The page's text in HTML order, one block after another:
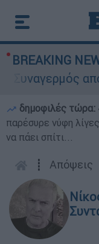
BREAKING
από
δημοφιλές τώρα:
παρέσυρε νύφη
να πάει σπίτι...
┋ Απόψεις